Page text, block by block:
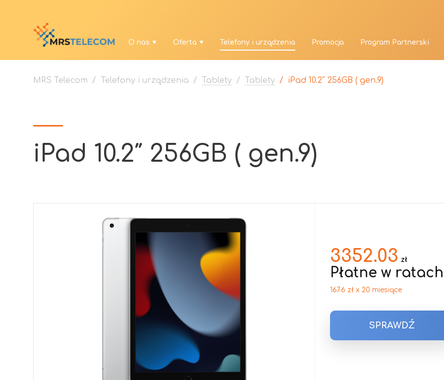
O nas Oferta Telefony i urządzenia Promocja Program Partnerski
MRS Telecom / Telefony i urządzenia / Tablety / Tablety / iPad 10.2″ 256GB ( gen.9)
iPad 10.2″ 256GB ( gen.9)
3352.03 zł
Płatne w ratach
167.6 zł x 20 miesiące
SPRAWDŹ